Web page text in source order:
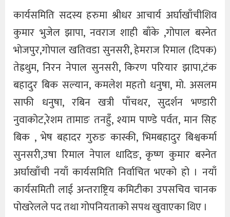
कार्यसमिति सदस्य हरुमा श्रीधर आचार्य अर्घाखाँचीशिव
कुमार भुजेल झापा, नवराज शाही बाँके ,गोपाल बस्नेत
भोजपुर,गोपाल खतिवडा सुनसरी, हेमराज रिमाल (दिपक)
तेह्रथुम, निरन नेपाल सुनसरी, किरण परियार झापा,टंक
बहादुर बिक सल्यान, कमलेश महतो धनुषा, मो. असलम
साफी धनुषा, रबिन खत्री पाँचथर, सुदर्शन भण्डारी
नुवाकोट,रेशम तामाङ तनहुँ, श्याम पाण्डे पर्वत, मान सिह
बिक , भेष बहादर गुरुङ कास्की, भिमबहादुर बिश्वकर्मा
सुनसरी,उषा रिमाल नेपाल धादिङ, कृष्ण कुमार बस्नेत
अर्घाखाँची नयाँ कार्यसमिति निर्वाचित भएको हो । नयाँ
कार्यसमिती लाई अन्तराष्ट्रिय कमिटीका उपसचिव चानक
पोखरेलले पद तथा गोपनियताको सपथ खुवाएका थिए ।